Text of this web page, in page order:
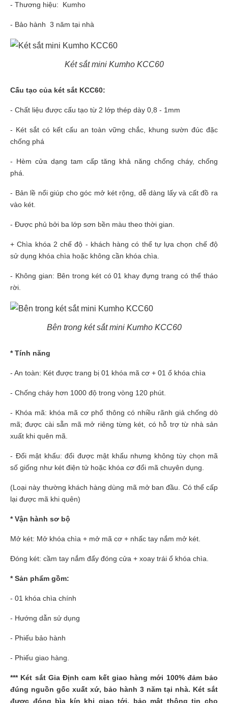
- Thương hiệu: Kumho
- Bảo hành 3 năm tại nhà
Két sắt mini Kumho KCC60
Cấu tạo của két sắt KCC60:
- Chất liệu được cấu tạo từ 2 lớp thép dày 0,8 - 1mm
- Két sắt có kết cấu an toàn vững chắc, khung s­ườn đúc đặc
chống phá
- Hèm cửa dạng tam cấp tăng khả năng chống cháy, chống
phá.
- Bản lề nổi giúp cho góc mở két rộng, dễ dàng lấy và cất đồ ra
vào két.
- Được phủ bởi ba lớp sơn bền màu theo thời gian.
+ Chìa khóa 2 chế độ - khách hàng có thể tự lựa chọn chế độ
sử dụng khóa chìa hoặc không cần khóa chìa.
- Không gian: Bên trong két có 01 khay đựng trang có thể tháo
rời.
Bên trong két sắt mini Kumho KCC60
* Tính năng
- An toàn: Két được trang bị 01 khóa mã cơ + 01 ổ khóa chìa
- Chống cháy hơn 1000 độ trong vòng 120 phút.
- Khóa mã: khóa mã cơ phổ thông có nhiều rãnh giả chống dò
mã; được cài sẵn mã mở riêng từng két, có hỗ trợ từ nhà sản
xuất khi quên mã.
- Đổi mật khẩu: đổi được mật khẩu nhưng không tùy chọn mã
số giống như két điện tử hoặc khóa cơ đổi mã chuyên dụng.
(Loại này thường khách hàng dùng mã mở ban đầu. Có thể cấp
lại được mã khi quên)
* Vận hành sơ bộ
Mở két: Mở khóa chìa + mở mã cơ + nhấc tay nắm mở két.
Đóng két: cầm tay nắm đẩy đóng cửa + xoay trái ổ khóa chìa.
* Sản phẩm gồm:
- 01 khóa chìa chính
- Hướng dẫn sử dụng
- Phiếu bảo hành
- Phiếu giao hàng.
*** Két sắt Gia Định cam kết giao hàng mới 100% đảm bảo
đúng nguồn gốc xuất xứ, bảo hành 3 năm tại nhà. Két sắt
được đóng bìa kín khi giao tới, bảo mật thông tin cho